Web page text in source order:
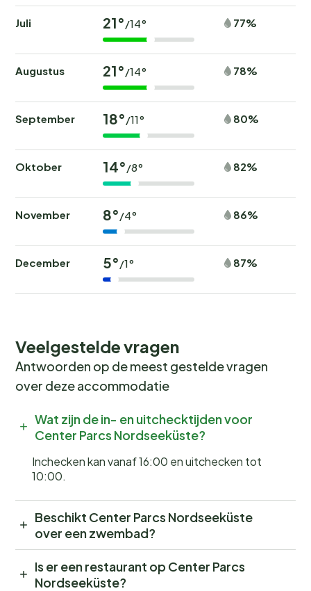
Juli 21° /14° 77%
Augustus 21° /14° 78%
September 18° /11° 80%
Oktober 14° /8° 82%
November 8° /4° 86%
December 5° /1° 87%
Veelgestelde vragen
Antwoorden op de meest gestelde vragen
over deze accommodatie
Wat zijn de in- en uitchecktijden voor
Center Parcs Nordseeküste?
Inchecken kan vanaf 16:00 en uitchecken tot
10:00.
Beschikt Center Parcs Nordseeküste
over een zwembad?
Is er een restaurant op Center Parcs
Nordseeküste?